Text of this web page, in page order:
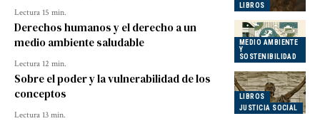
LIBROS
Lectura 15 min.
MEDIO AMBIENTE
Y
SOSTENIBILIDAD
Derechos humanos y el derecho a un
medio ambiente saludable
Lectura 12 min.
LIBROS
JUSTICIA SOCIAL
Sobre el poder y la vulnerabilidad de los
conceptos
Lectura 13 min.